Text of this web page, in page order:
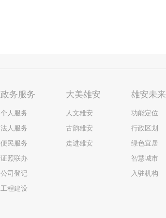
政务服务
个人服务
法人服务
便民服务
证照联办
公司登记
工程建设
大美雄安
人文雄安
古韵雄安
走进雄安
雄安未来
功能定位
行政区划
绿色宜居
智慧城市
入驻机构